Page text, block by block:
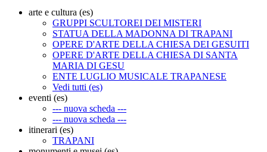
arte e cultura (es)
GRUPPI SCULTOREI DEI MISTERI
STATUA DELLA MADONNA DI TRAPANI
OPERE D'ARTE DELLA CHIESA DEI GESUITI
OPERE D'ARTE DELLA CHIESA DI SANTA
MARIA DI GESU
ENTE LUGLIO MUSICALE TRAPANESE
Vedi tutti (es)
eventi (es)
--- nuova scheda ---
--- nuova scheda ---
itinerari (es)
TRAPANI